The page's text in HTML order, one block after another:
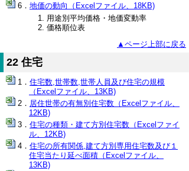
地価の動向（Excelファイル、18KB)
用途別平均価格・地価変動率
価格順位表
▲ページ上部に戻る
22 住宅
住宅数,世帯数,世帯人員及び住宅の規模
（Excelファイル、13KB)
居住世帯の有無別住宅数（Excelファイル、
12KB)
住宅の種類・建て方別住宅数（Excelファイ
ル、12KB)
住宅の所有関係,建て方別専用住宅数及び１
住宅当たり延べ面積（Excelファイル、
13KB)